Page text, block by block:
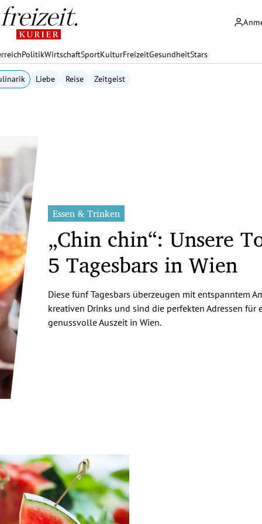
PolitikWirtschaftSportKulturFreizeitGesundheitStars
Liebe Reise Zeitgeist
Essen & Trinken
„Chin chin“: Unsere
5 Tagesbars in Wien
Diese fünf Tagesbars überzeugen mit entspanntem
kreativen Drinks und sind die perfekten Adressen für
genussvolle Auszeit in Wien.